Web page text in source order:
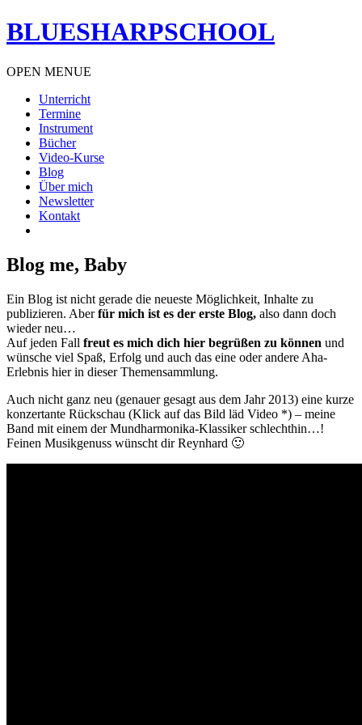
BLUESHARPSCHOOL
OPEN MENUE
Unterricht
Termine
Instrument
Bücher
Video-Kurse
Blog
Über mich
Newsletter
Kontakt
Blog me, Baby
Ein Blog ist nicht gerade die neueste Möglichkeit, Inhalte zu
publizieren. Aberfür mich ist es der erste Blog, also dann doch
wieder neu…
Auf jeden Fall freut es mich dich hier begrüßen zu können und
wünsche viel Spaß, Erfolg und auch das eine oder andere Aha-
Erlebnis hier in dieser Themensammlung.
Auch nicht ganz neu (genauer gesagt aus dem Jahr 2013) eine kurze
konzertante Rückschau (Klick auf das Bild läd Video *) – meine
Band mit einem der Mundharmonika-Klassiker schlechthin…!
Feinen Musikgenuss wünscht dir Reynhard 🙂